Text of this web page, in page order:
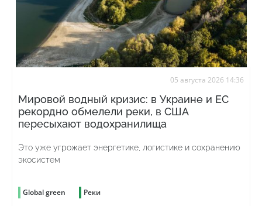
05 августа 2026 14:36
Мировой водный кризис: в Украине и ЕС
рекордно обмелели реки, в США
пересыхают водохранилища
Это уже угрожает энергетике, логистике и сохранению
экосистем
Global green Реки